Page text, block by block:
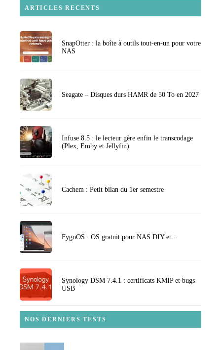
ARTICLES RECENTS
SnapOtter : la boîte à outils tout-en-un pour votre
NAS
Seagate – Disques durs HAMR de 50 To en 2027
Infuse 8.5 : le lecteur gère enfin le transcodage
(Plex, Emby et Jellyfin)
Cachem : Petit bilan du 1er semestre
FygoOS : OS gratuit pour NAS DIY et…
Synology DSM 7.4.1 : certificats KMIP et bugs
USB
NOS DERNIERS TESTS